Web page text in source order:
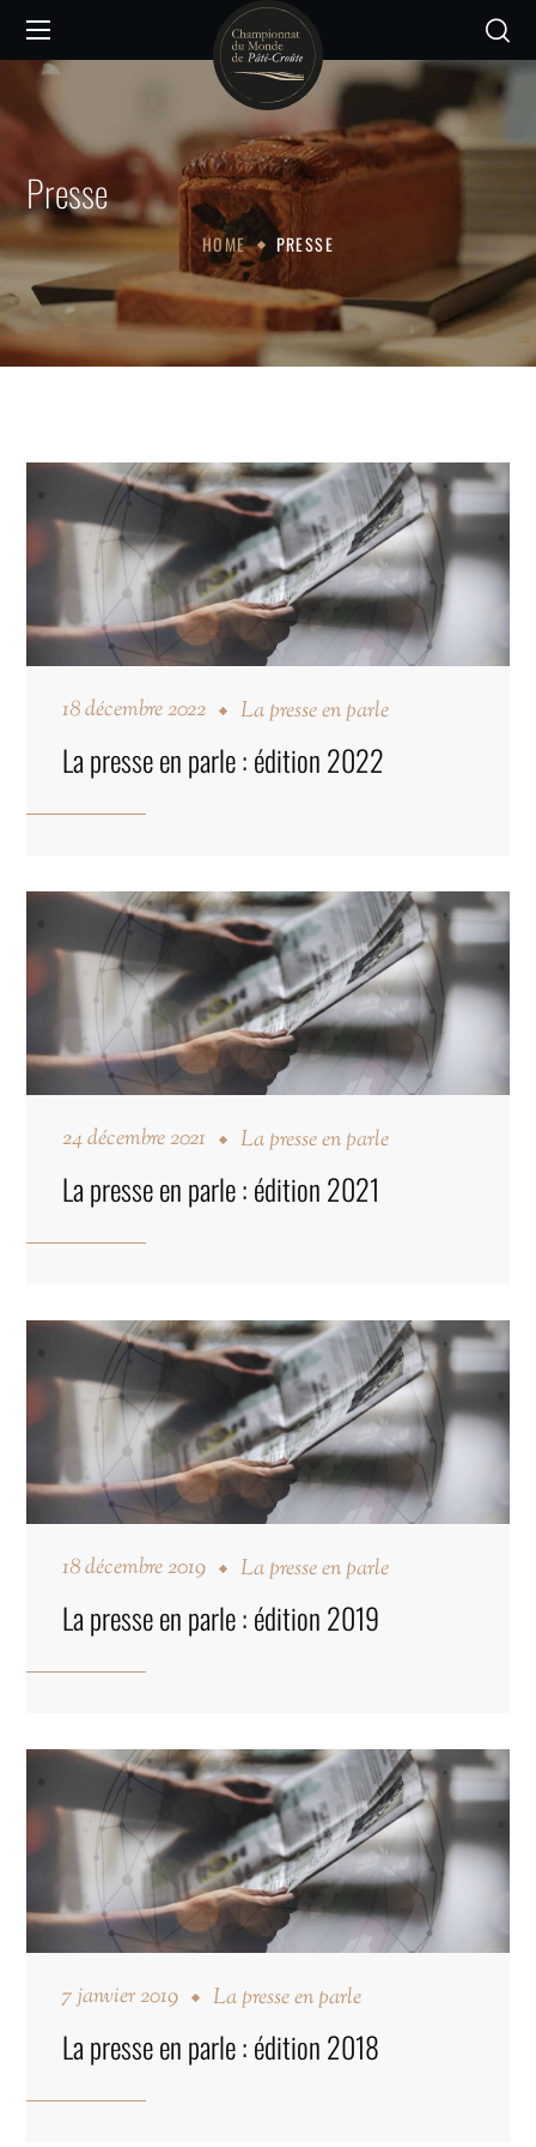
Presse
HOME PRESSE
18 décembre 2022 La presse en parle
La presse en parle : édition 2022
24 décembre 2021 La presse en parle
La presse en parle : édition 2021
18 décembre 2019 La presse en parle
La presse en parle : édition 2019
7 janvier 2019 La presse en parle
La presse en parle : édition 2018